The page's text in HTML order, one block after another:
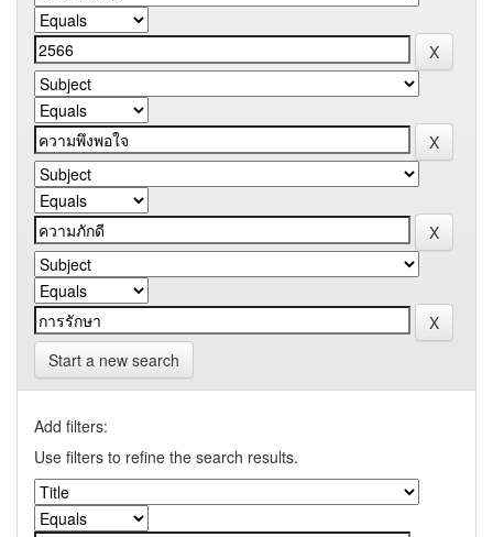
Start a new search
Add filters:
Use filters to refine the search results.